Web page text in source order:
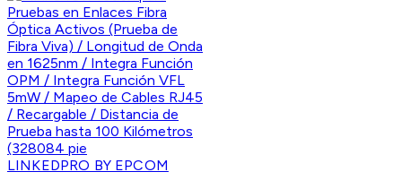
LINKEDPRO BY EPCOM